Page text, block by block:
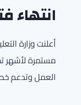
انتهاء
مستمرة لأشهر
العمل وتدعم